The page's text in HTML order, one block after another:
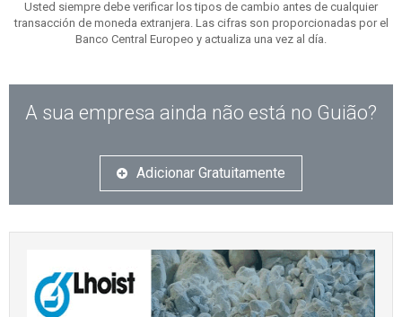
Usted siempre debe verificar los tipos de cambio antes de cualquier
transacción de moneda extranjera. Las cifras son proporcionadas por el
Banco Central Europeo y actualiza una vez al día.
A sua empresa ainda não está no Guião?
Adicionar Gratuitamente